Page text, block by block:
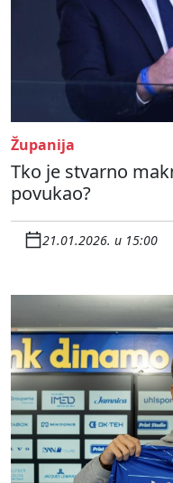
Županija
Tko je stvarno
povukao?
21.01.2026. u 15:00